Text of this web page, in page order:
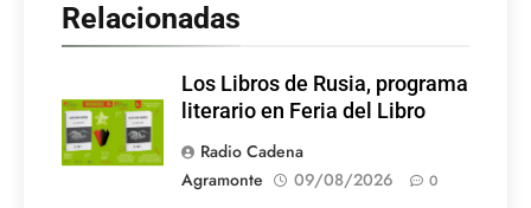
Relacionadas
Los Libros de Rusia, programa
literario en Feria del Libro
Radio Cadena
Agramonte
09/08/2026 0